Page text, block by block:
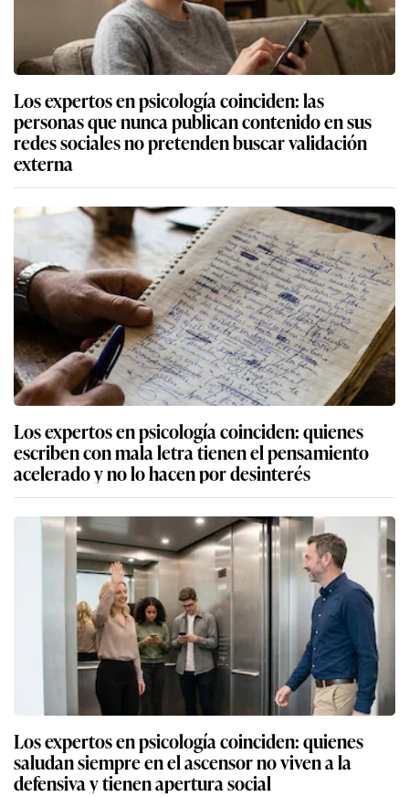
Los expertos en psicología coinciden: las
personas que nunca publican contenido en sus
redes sociales no pretenden buscar validación
externa
Los expertos en psicología coinciden: quienes
escriben con mala letra tienen el pensamiento
acelerado y no lo hacen por desinterés
Los expertos en psicología coinciden: quienes
saludan siempre en el ascensor no viven a la
defensiva y tienen apertura social